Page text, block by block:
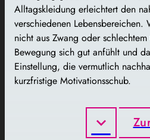
Alltagskleidung erleichtert den
verschiedenen
nicht aus Zwang oder
Bewegung sich gut anfühlt und
Einstellung, die vermutlich
kurzfristige Motivationsschub.